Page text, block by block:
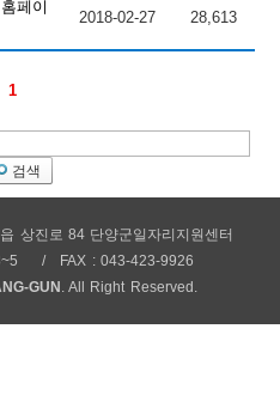
정
미
페이
2018-02-27 28,613
1
검색
상진로 84 단양군일자리지원센터
FAX : 043-423-9926
GUN . All Right Reserved.